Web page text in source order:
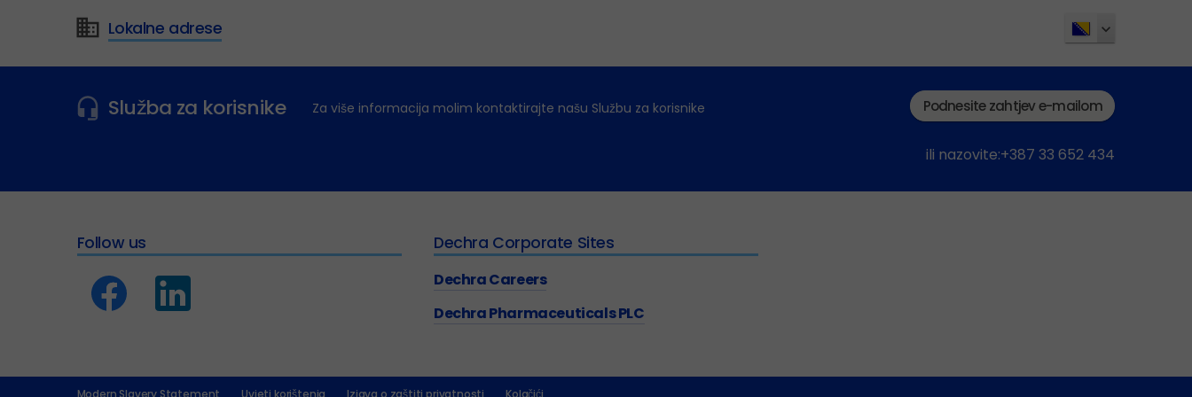
Lokalne adrese
Služba za korisnike Za više informacija molim kontaktirajte našu Službu za korisnike Podnesite zahtjev e-mailom
ili nazovite:+387 33 652 434
Follow us Dechra Corporate Sites
Dechra Careers
Dechra Pharmaceuticals PLC